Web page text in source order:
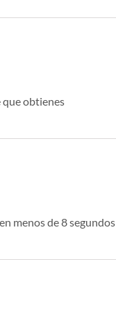
que obtienes
menos de 8 segundos